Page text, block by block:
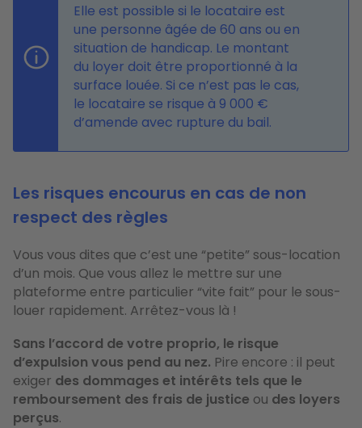
Elle est possible si le locataire est
une personne âgée de 60 ans ou en
situation de handicap. Le montant
du loyer doit être proportionné à la
surface louée. Si ce n’est pas le cas,
le locataire se risque à 9 000 €
d’amende avec rupture du bail.
Les risques encourus en cas de non
respect des règles
Vous vous dites que c’est une “petite” sous-location
d’un mois. Que vous allez le mettre sur une
plateforme entre particulier “vite fait” pour le sous-
louer rapidement. Arrêtez-vous là !
Sans l’accord de votre proprio, le risque
d’expulsion vous pend au nez. Pire encore : il peut
exiger des dommages et intérêts tels que le
remboursement des frais de justice ou des loyers
perçus.